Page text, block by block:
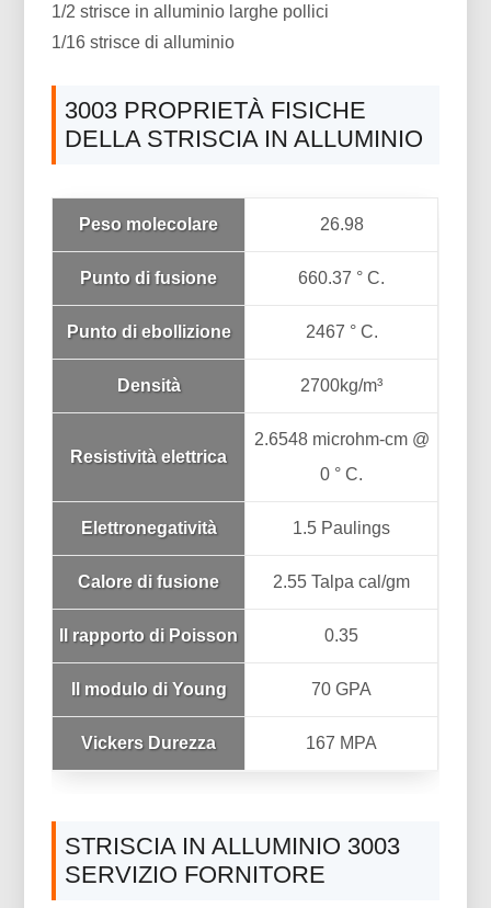
1/2 strisce in alluminio larghe pollici
1/16 strisce di alluminio
3003 PROPRIETÀ FISICHE
DELLA STRISCIA IN ALLUMINIO
Peso molecolare 26.98
Punto di fusione 660.37 ° C.
Punto di ebollizione 2467 ° C.
Densità 2700kg/m³
Resistività elettrica
2.6548 microhm-cm @
0 ° C.
Elettronegatività 1.5 Paulings
Calore di fusione 2.55 Talpa cal/gm
Il rapporto di Poisson 0.35
Il modulo di Young 70 GPA
Vickers Durezza 167 MPA
STRISCIA IN ALLUMINIO 3003
SERVIZIO FORNITORE